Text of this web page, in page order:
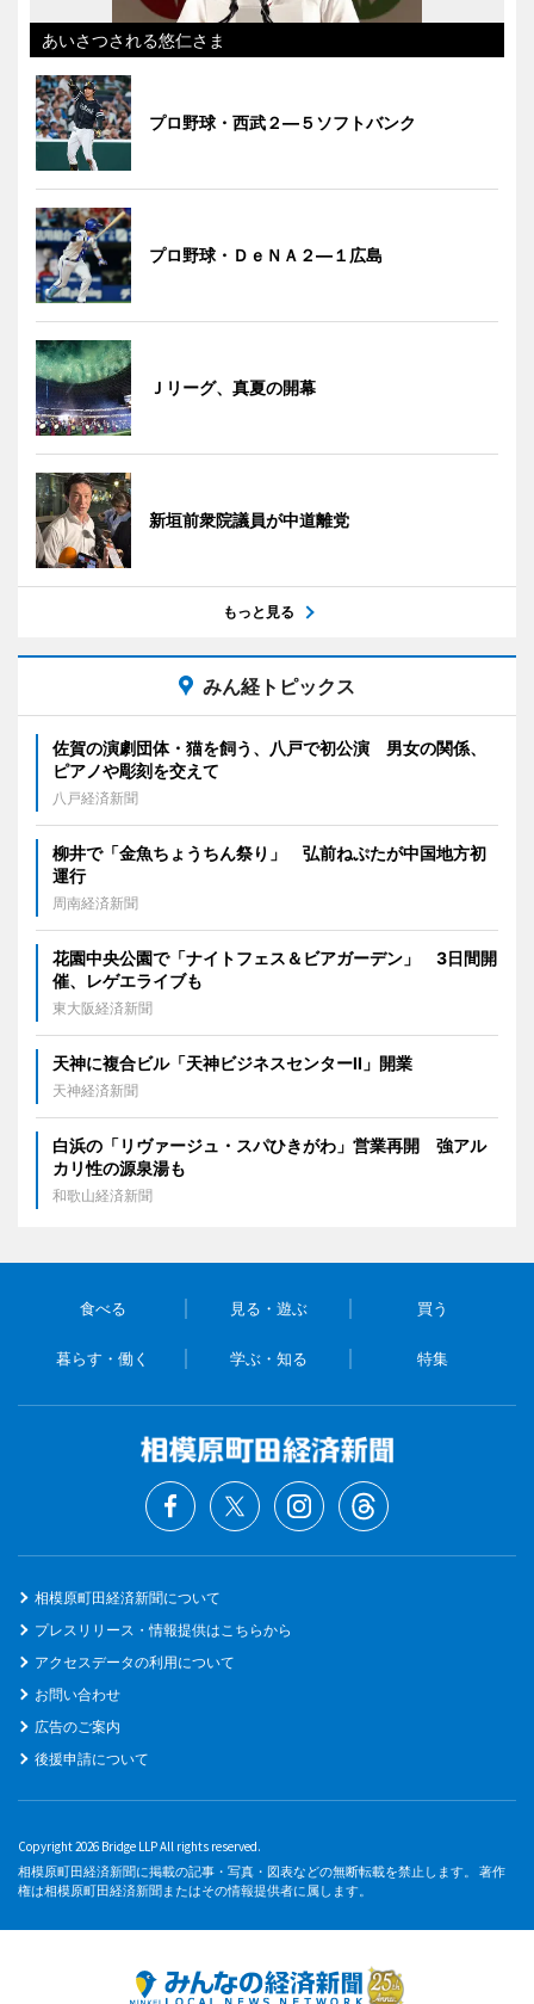
あいさつされる悠仁さま
プロ野球・西武２―５ソフトバンク
プロ野球・ＤｅＮＡ２―１広島
Ｊリーグ、真夏の開幕
新垣前衆院議員が中道離党
もっと見る
みん経トピックス
佐賀の演劇団体・猫を飼う、八戸で初公演 男女の関係、
ピアノや彫刻を交えて
八戸経済新聞
柳井で「金魚ちょうちん祭り」 弘前ねぷたが中国地方初
運行
周南経済新聞
花園中央公園で「ナイトフェス＆ビアガーデン」 3日間開
催、レゲエライブも
東大阪経済新聞
天神に複合ビル「天神ビジネスセンターII」開業
天神経済新聞
白浜の「リヴァージュ・スパひきがわ」営業再開 強アル
カリ性の源泉湯も
和歌山経済新聞
食べる 見る・遊ぶ 買う
暮らす・働く 学ぶ・知る 特集
相模原町田経済新聞について
プレスリリース・情報提供はこちらから
アクセスデータの利用について
お問い合わせ
広告のご案内
後援申請について
Copyright 2026 Bridge LLP All rights reserved.
相模原町田経済新聞に掲載の記事・写真・図表などの無断転載を禁止します。 著作
権は相模原町田経済新聞またはその情報提供者に属します。